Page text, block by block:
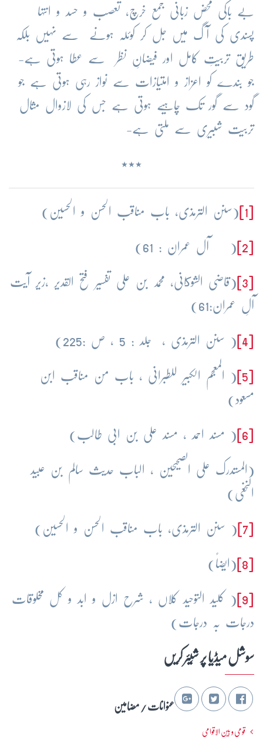
بے باکی محض زبانی جمع خرچ، تعصب و حسد و انتہا
پسندی کی آگ میں جل کر کوئلہ ہونے سے نہیں بلکہ
طریق تربیتِ کامل اور فیضانِ نظر سے عطا ہوتی ہے-
جو بندے کو اعزاز و امتیازات سے نواز رہی ہوتی ہے جو
گود سے گور تک چاہیے ہوتی ہے جس کی لازوال مثال
تربیت شبیری سے ملتی ہے-
٭٭٭
(سنن الترمذی، باب مناقب الحسن و الحسین)
( آل عمران : 61)
(قاضی الشوكانی، محمد بن علی تفسیر فتح القدیر ،زیر آیت
آلِ عمران:61)
( سنن الترمذی ، جلد : 5 ، ص :225)
( المعجم الکبیر للطبرانی ، باب من مناقب ابن
مسعود)
( مسند احمد ، مسند علی بن ابی طالب)
(المستدرک علی الصحیحین ، الباب حدیث سالم بن عبید
النخعی)
( سنن الترمذی، باب مناقب الحسن و الحسین)
(ایضاً)
( کلید التوحید کلاں ، شرح ازل و ابد و کل مخلوقات
درجات بہ درجات)
سوشل میڈیا پر شِیئر کریں
عنوانات / مضامین
قومی و بین الاقوامی